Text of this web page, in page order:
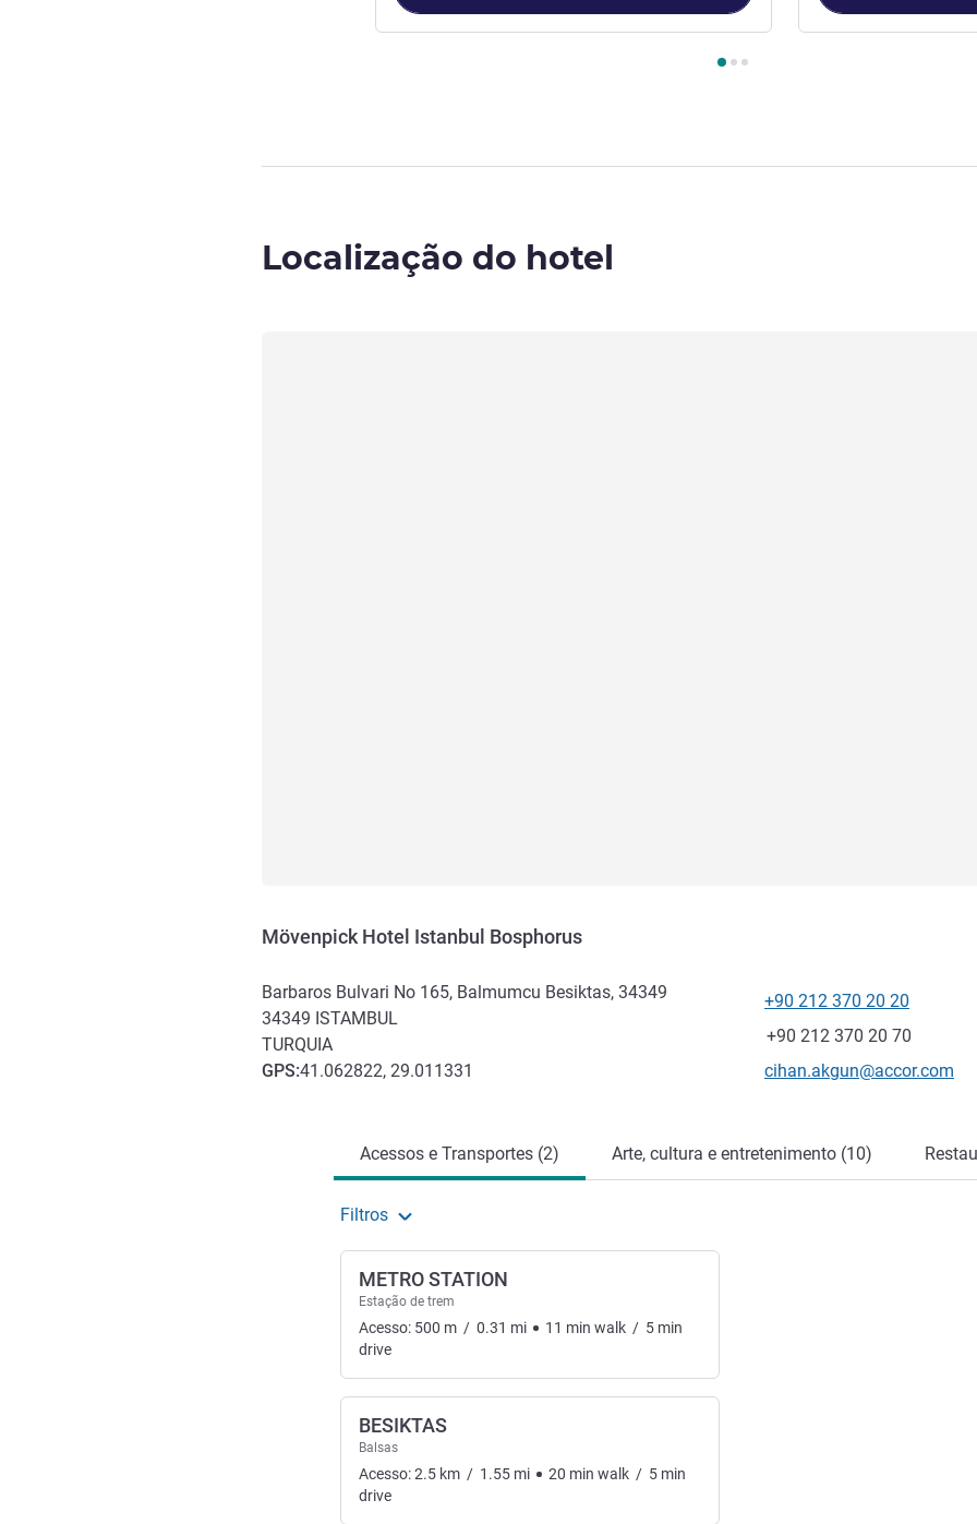
Localização do hotel
Mövenpick Hotel Istanbul Bosphorus
Barbaros Bulvari No 165, Balmumcu Besiktas, 34349
34349 ISTAMBUL
TURQUIA
GPS:41.062822, 29.011331
Telefone
+90 212 370 20 20
Fax
+90 212 370 20 70
E-mail de contacto
cihan.akgun@accor.com
Acessos e Transportes (2) Arte, cultura e entretenimento (10)
Filtros
METRO STATION
Estação de trem
Acesso: 500 m / 0.31 mi 11 min walk / 5 min
drive
BESIKTAS
Balsas
Acesso:2.5 km / 1.55 mi 20 min walk / 5 min
drive